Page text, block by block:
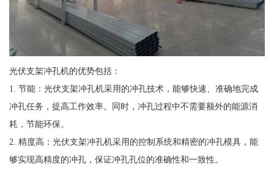
光伏支架冲孔机的优势包括：
1. 节能：光伏支架冲孔机采用的冲孔技术，能够快速、准确地完成
冲孔任务，提高工作效率。同时，冲孔过程中不需要额外的能源消
耗，节能环保。
2. 精度高：光伏支架冲孔机采用的控制系统和精密的冲孔模具，能
够实现高精度的冲孔，保证冲孔孔位的准确性和一致性。